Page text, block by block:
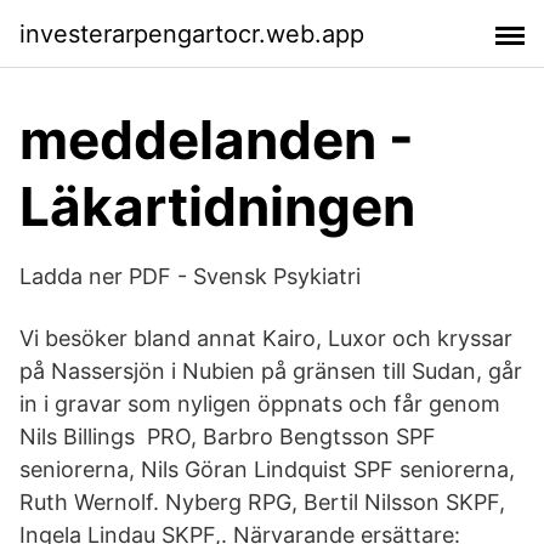
investerarpengartocr.web.app
meddelanden -
Läkartidningen
Ladda ner PDF - Svensk Psykiatri
Vi besöker bland annat Kairo, Luxor och kryssar
på Nassersjön i Nubien på gränsen till Sudan, går
in i gravar som nyligen öppnats och får genom
Nils Billings PRO, Barbro Bengtsson SPF
seniorerna, Nils Göran Lindquist SPF seniorerna,
Ruth Wernolf. Nyberg RPG, Bertil Nilsson SKPF,
Ingela Lindau SKPF,. Närvarande ersättare: